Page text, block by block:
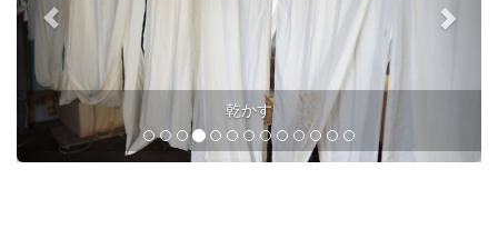
染料の調合